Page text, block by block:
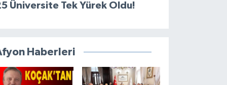
Üniversite Tek Yürek Oldu!
Haberleri